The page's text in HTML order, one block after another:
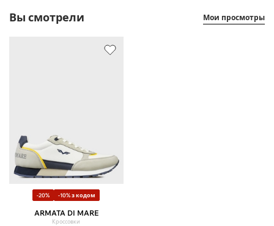
Вы смотрели Мои просмотры
-20% -10% з кодом
ARMATA DI MARE
Кроссовки